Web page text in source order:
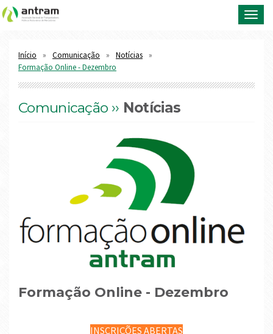
Início Comunicação
Notícias
Formação Online - Dezembro
Comunicação ›› Notícias
Formação Online - Dezembro
INSCRIÇÕES ABERTAS